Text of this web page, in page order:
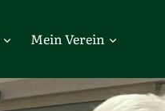
Mein Verein